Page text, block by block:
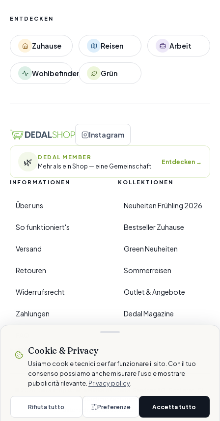
ENTDECKEN
Zuhause Reisen Arbeit
Wohlbefinden Grün
Instagram
🌿 DEDAL MEMBER
Mehr als ein Shop — eine Gemeinschaft.
Entdecken →
INFORMATIONEN
Über uns
So funktioniert's
Versand
Retouren
Widerrufsrecht
Zahlungen
KOLLEKTIONEN
Neuheiten Frühling 2026
Bestseller Zuhause
Green Neuheiten
Sommerreisen
Outlet & Angebote
Dedal Magazine
›EINSTELLUNGEN
Sichere Zahlungen
DatenschutzCookieAGBDisclaimer
Cookie & Privacy
Usiamo cookie tecnici per far funzionare il sito. Con il tuo
consenso possiamo anche misurare l'uso e mostrare
pubblicità rilevante. Privacy policy
Rifiuta tutto Preferenze Accetta tutto